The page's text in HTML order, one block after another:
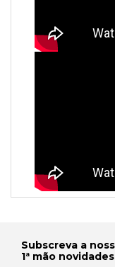
Subscreva a
1ª mão